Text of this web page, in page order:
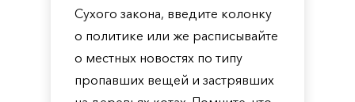
Сухого закона, введите колонку
о политике или же расписывайте
о местных новостях по типу
пропавших вещей и застрявших